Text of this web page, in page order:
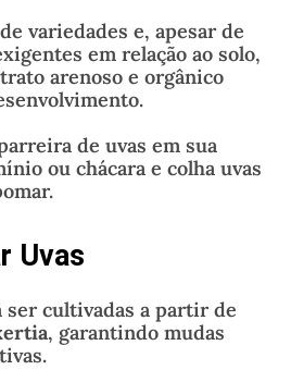
variedades e, apesar de
em relação ao solo,
arenoso e orgânico
de uvas em sua
ou chácara e colha uvas
Uvas
ser cultivadas a partir de
, garantindo mudas